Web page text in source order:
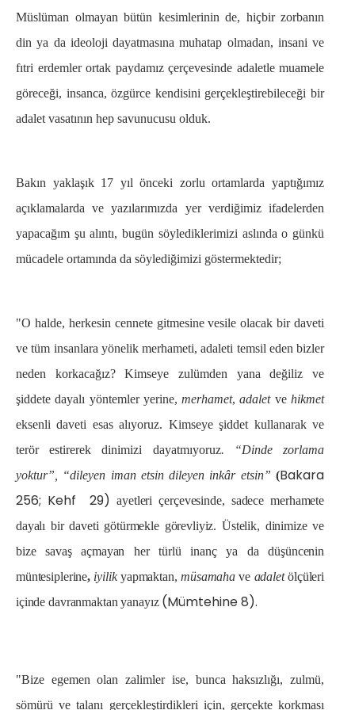
Müslüman olmayan bütün kesimlerinin de, hiçbir zorbanın
din ya da ideoloji dayatmasına muhatap olmadan, insani ve
fıtri erdemler ortak paydamız çerçevesinde adaletle muamele
göreceği, insanca, özgürce kendisini gerçekleştirebileceği bir
adalet vasatının hep savunucusu olduk.
Bakın yaklaşık 17 yıl önceki zorlu ortamlarda yaptığımız
açıklamalarda ve yazılarımızda yer verdiğimiz ifadelerden
yapacağım şu alıntı, bugün söylediklerimizi aslında o günkü
mücadele ortamında da söylediğimizi göstermektedir;
"O halde, herkesin cennete gitmesine vesile olacak bir daveti
ve tüm insanlara yönelik merhameti, adaleti temsil eden bizler
neden korkacağız? Kimseye zulümden yana değiliz ve
şiddete dayalı yöntemler yerine,merhamet,adaletvehikmet
eksenli daveti esas alıyoruz. Kimseye şiddet kullanarak ve
terör estirerek dinimizi dayatmıyoruz. “Dinde zorlama
yoktur”, “dileyen iman etsin dileyen inkâr etsin” (Bakara
256; Kehf 29)ayetleri çerçevesinde, sadece merhamete
dayalı bir daveti götürmekle görevliyiz. Üstelik, dinimize ve
bize savaş açmayan her türlü inanç ya da düşüncenin
müntesiplerine, iyilikyapmaktan,müsamaha ve adaletölçüleri
içinde davranmaktan yanayız(Mümtehine 8).
"Bize egemen olan zalimler ise, bunca haksızlığı, zulmü,
sömürü ve talanı gerçekleştirdikleri için, gerçekte korkması